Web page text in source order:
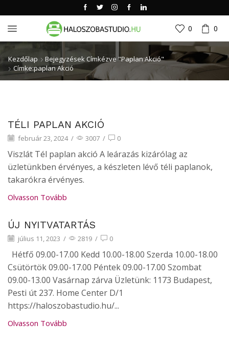
0 0
Kezdőlap
Bejegyzések Címkézve "paplan Akció"
Címke:paplan Akció
Hírek
TÉLI PAPLAN AKCIÓ
február 23, 2024 / 3007 / 0
Viszlát Tél paplan akció A leárazás kizárólag az
üzletünkben érvényes, a készleten lévő téli paplanok,
takarókra érvényes.
Olvasson Tovább
ÚJ NYITVATARTÁS
július 11, 2023 / 2819 / 0
Hétfő 09.00-17.00 Kedd 10.00-18.00 Szerda 10.00-18.00
Csütörtök 09.00-17.00 Péntek 09.00-17.00 Szombat
09.00-13.00 Vasárnap zárva Üzletünk: 1173 Budapest,
Pesti út 237. Home Center D/1
https://haloszobastudio.hu/...
Olvasson Tovább